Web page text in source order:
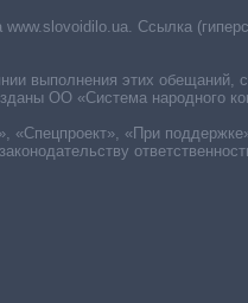
Ссылка
выполнения этих обещаний,
ОО «Система народного
«Спецпроект», «При